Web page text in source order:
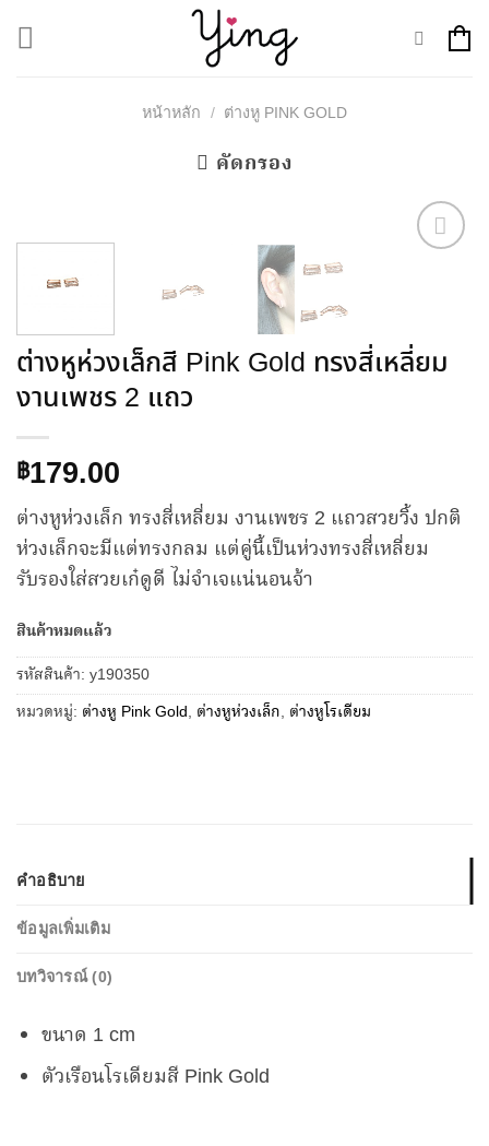
หน้าหลัก / ต่างหู PINK GOLD
คัดกรอง
ต่างหูห่วงเล็กสี Pink Gold ทรงสี่เหลี่ยม
งานเพชร 2 แถว
฿179.00
ต่างหูห่วงเล็ก ทรงสี่เหลี่ยม งานเพชร 2 แถวสวยวิ้ง ปกติ
ห่วงเล็กจะมีแต่ทรงกลม แต่คู่นี้เป็นห่วงทรงสี่เหลี่ยม
รับรองใส่สวยเก๋ดูดี ไม่จำเจแน่นอนจ้า
สินค้าหมดแล้ว
รหัสสินค้า: y190350
หมวดหมู่: ต่างหู Pink Gold, ต่างหูห่วงเล็ก, ต่างหูโรเดียม
คำอธิบาย
ข้อมูลเพิ่มเติม
บทวิจารณ์ (0)
ขนาด 1 cm
ตัวเรือนโรเดียมสี Pink Gold